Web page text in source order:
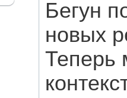
Бегун
новых
Теперь